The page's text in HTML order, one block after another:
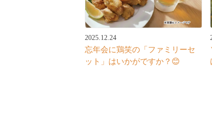
2025.12.24
忘年会に鶏笑の「ファミリーセ
ット」はいかがですか？😊